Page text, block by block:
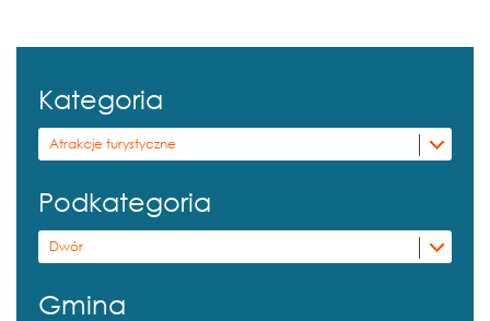
Kategoria
Atrakcje turystyczne
Podkategoria
Dwór
Gmina